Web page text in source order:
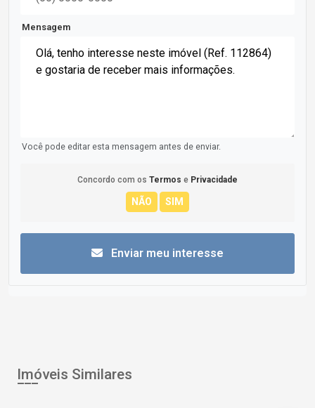
Mensagem
Você pode editar esta mensagem antes de enviar.
Concordo com os Termos e Privacidade
Enviar meu interesse
Imóveis Similares